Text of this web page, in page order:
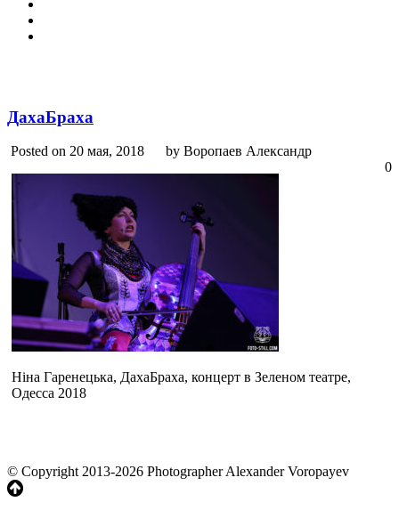
ДахаБраха
Posted on 20 мая, 2018
by Воропаев Александр
0
Ніна Гаренецька, ДахаБраха, концерт в Зеленом театре,
Одесса 2018
© Copyright 2013-2026 Photographer Alexander Voropayev